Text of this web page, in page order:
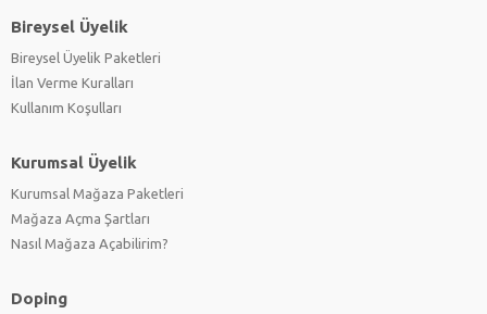
Bireysel Üyelik
Bireysel Üyelik Paketleri
İlan Verme Kuralları
Kullanım Koşulları
Kurumsal Üyelik
Kurumsal Mağaza Paketleri
Mağaza Açma Şartları
Nasıl Mağaza Açabilirim?
Doping